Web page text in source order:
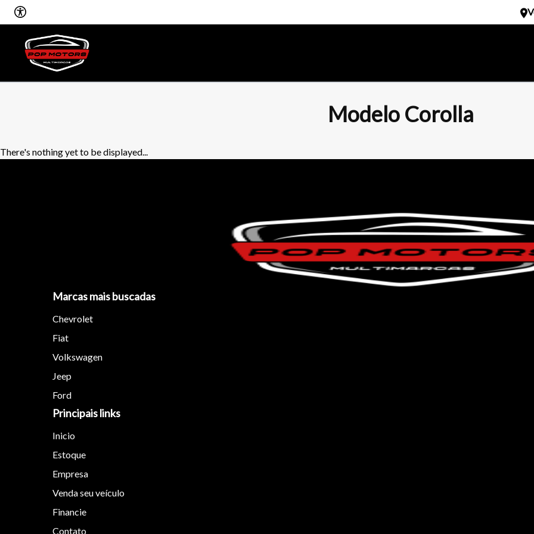
Modelo Corolla
There's nothing yet to be displayed...
Marcas mais buscadas
Chevrolet
Fiat
Volkswagen
Jeep
Ford
Principais links
Inicio
Estoque
Empresa
Venda seu veículo
Financie
Contato